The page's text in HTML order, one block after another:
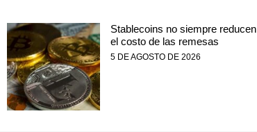
Stablecoins no siempre reducen
el costo de las remesas
5 DE AGOSTO DE 2026